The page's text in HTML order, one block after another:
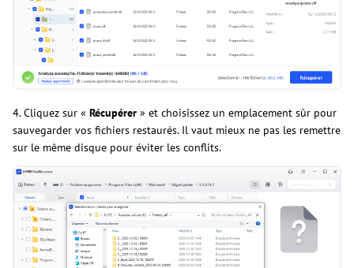
4. Cliquez sur « Récupérer » et choisissez un emplacement sûr pour
sauvegarder vos fichiers restaurés. Il vaut mieux ne pas les remettre
sur le même disque pour éviter les conflits.